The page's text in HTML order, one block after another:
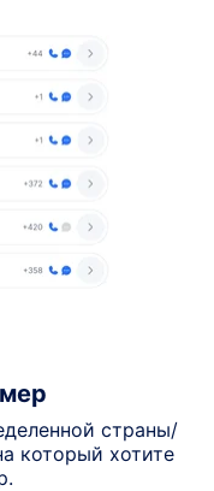
страны/
который хотите